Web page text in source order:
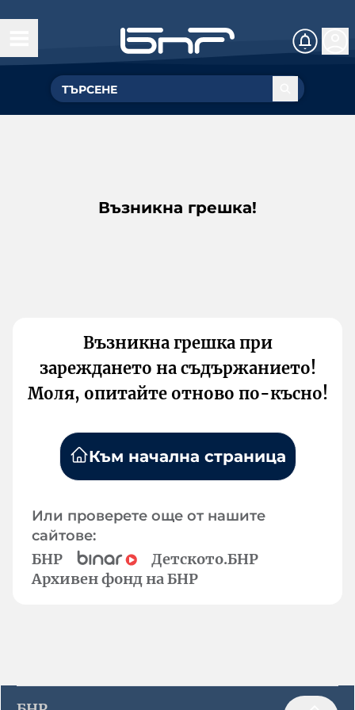
Възникна грешка!
Възникна грешка при
зареждането на съдържанието!
Моля, опитайте отново по-късно!
Към начална страница
Или проверете още от нашите
сайтове:
БНР
Детското.БНР
Архивен фонд на БНР